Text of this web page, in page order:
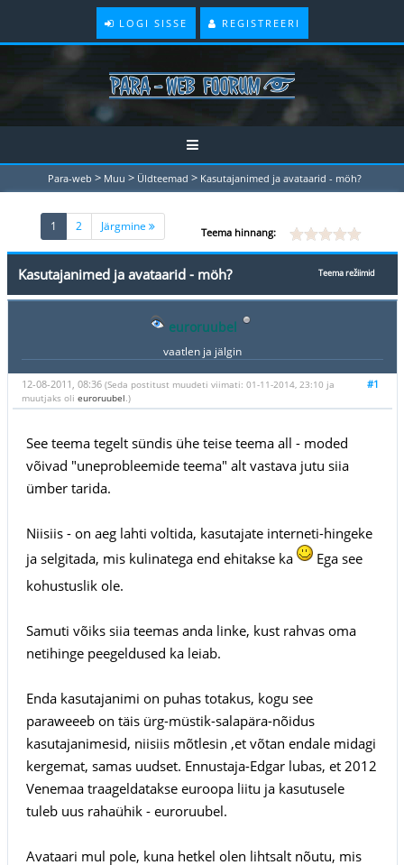
LOGI SISSE REGISTREERI
Para-web > Muu > Üldteemad > Kasutajanimed ja avataarid - möh?
1 (current)
2 Järgmine Teema hinnang:
Teema režiimid
Kasutajanimed ja avataarid - möh?
euroruubel
vaatlen ja jälgin
#1
12-08-2011, 08:36 (Seda postitust muudeti viimati: 01-11-2014, 23:10 ja
muutjaks oli euroruubel .)
See teema tegelt sündis ühe teise teema all - moded
võivad "uneprobleemide teema" alt vastava jutu siia
ümber tarida.
Niisiis - on aeg lahti voltida, kasutajate interneti-hingeke
ja selgitada, mis kulinatega end ehitakse ka
Ega see
kohustuslik ole.
Samuti võiks siia teemas anda linke, kust rahvas oma
netihinge peegeldused ka leiab.
Enda kasutajanimi on puhas totakus, kogu see
paraweeeb on täis ürg-müstik-salapära-nõidus
kasutajanimesid, niisiis mõtlesin ,et võtan endale midagi
kergemat, samas uudset. Ennustaja-Edgar lubas, et 2012
Venemaa traageldatakse euroopa liitu ja kasutusele
tuleb uus rahaühik - euroruubel.
Avataari mul pole, kuna hetkel olen lihtsalt nõutu, mis